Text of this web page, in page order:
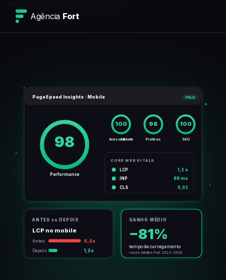
Agência Fort
PageSpeed Insights · Mobile FIELD
98
Performance
100
Acessibilidade
98
Práticas
100
SEO
CORE WEB VITALS
LCP
1,2 s
INP
88 ms
CLS
0,02
ANTES vs DEPOIS
LCP no mobile
Antes
6,4s
Depois
1,2s
GANHO MÉDIO
−81%
tempo de carregamento
cases médios Fort 2022–2026